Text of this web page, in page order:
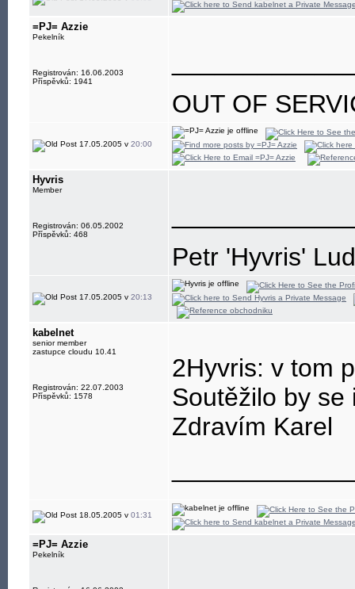
=PJ= Azzie
Pekelník
Registrován: 16.06.2003
Příspěvků: 1941
OUT OF
17.05.2005 v 20:00
Hyvris
Member
Registrován: 06.05.2002
Příspěvků: 468
Petr 'Hyvris'
17.05.2005 v 20:13
kabelnet
senior member
zastupce cloudu 10.41
Registrován: 22.07.2003
Příspěvků: 1578
2Hyvris: v tom
Soutěžilo by
Zdravím Karel
18.05.2005 v 01:31
=PJ= Azzie
Pekelník